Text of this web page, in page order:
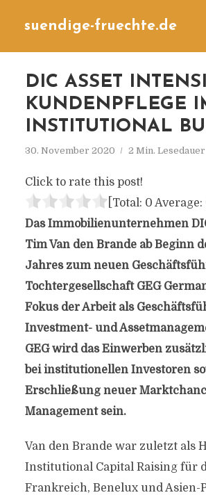
suendige-fruechte.de
DIC ASSET
KUNDENPFLEGE
INSTITUTIONAL
30. November 2020 2 Min. Lesedauer
Click to rate this post!
[Total: 0 Average:
Das Immobilienunternehmen
Tim Van den Brande ab Beginn
Jahres zum neuen
Tochtergesellschaft GEG
Fokus der Arbeit als
Investment- und
GEG wird das Einwerben
bei institutionellen Investoren
Erschließung neuer
Management sein.
Van den Brande war zuletzt als
Institutional Capital Raising für
Frankreich, Benelux und Asien-